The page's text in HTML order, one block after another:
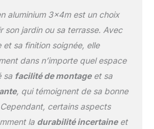
Laissez-la ouverte pour
jardin ou abaissez-la
pour plus d'intimité,
transformant ainsi la
pergola en une escapade
cachée du stress du
quotidien. UTILISATION
À LONG TERME : La
pergola aluminium
aluminium 3x4m est un choix
son jardin ou sa terrasse. Avec
sa finition soignée, elle
dans n’importe quel espace
sa facilité de montageet sa
, qui témoignent de sa bonne
certains aspects
la durabilité incertaineet